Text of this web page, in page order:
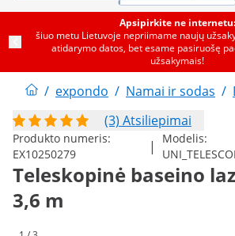
Apsipirkite ne internetu:
šiuo metu Lietuvoje nepriimame naujų
atidarymo datos, bet esame pasiruošę
užsakymais!
/ expondo / Namai ir sodas /
(3) Atsiliepimai
Produkto numeris:
EX10250279
|
Modelis:
Teleskopinė baseino
3,6 m